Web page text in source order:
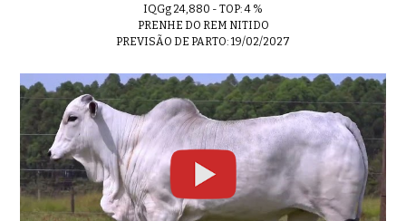
IQGg 24,880 - TOP: 4 %
PRENHE DO REM NITIDO
PREVISÃO DE PARTO: 19/02/2027